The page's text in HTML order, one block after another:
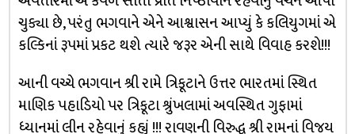
ચુક્યા છે, પરંતુ ભગવાને એને આશ્વાસન આપ્યું કે કલિયુગમાં એ
કલ્કિનાં રૂપમાં પ્રકટ થશે ત્યારે જરૂર એની સાથે વિવાહ કરશે!!!
આની વચ્ચે ભગવાન શ્રી રામે ત્રિકૂટાને ઉત્તર ભારતમાં સ્થિત
માણિક પહાડિયો પર ત્રિકૂટા શ્રુંખલામાં અવસ્થિત ગુફામાં
ધ્યાનમાં લીન રહેવાનું કહ્યું !!! રાવણની વિરુદ્ધ શ્રી રામનાં વિજય